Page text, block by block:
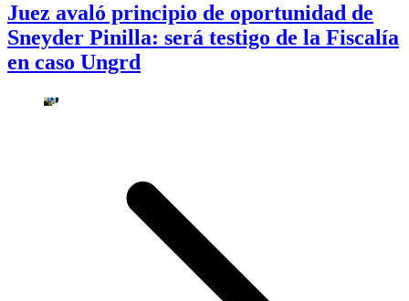
Juez avaló principio de oportunidad de
Sneyder Pinilla: será testigo de la Fiscalía
en caso Ungrd